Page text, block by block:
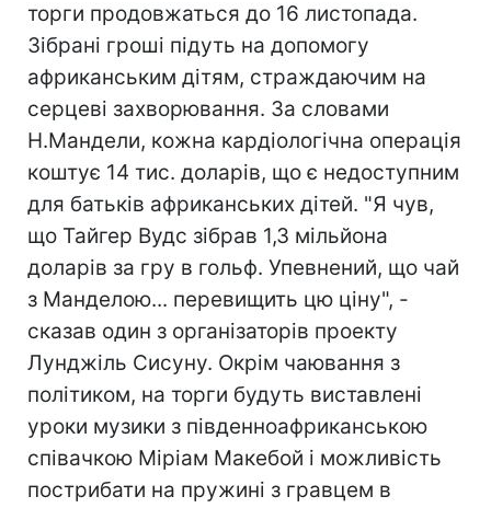
торги продовжаться до 16 листопада.
Зібрані гроші підуть на допомогу
африканським дітям, страждаючим на
серцеві захворювання. За словами
Н.Мандели, кожна кардіологічна операція
коштує 14 тис. доларів, що є недоступним
для батьків африканських дітей. "Я чув,
що Тайгер Вудс зібрав 1,3 мільйона
доларів за гру в гольф. Упевнений, що чай
з Манделою... перевищить цю ціну", -
сказав один з організаторів проекту
Лунджіль Сисуну. Окрім чаювання з
політиком, на торги будуть виставлені
уроки музики з південноафриканською
співачкою Міріам Макебой і можливість
пострибати на пружині з гравцем в